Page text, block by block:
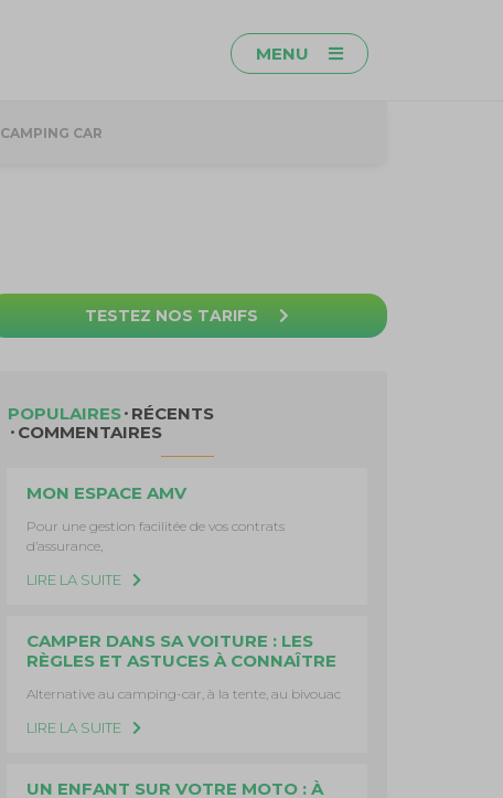
MENU
CAMPING CAR
TESTEZ NOS TARIFS
POPULAIRES RÉCENTS
COMMENTAIRES
MON ESPACE AMV
Pour une gestion facilitée de vos contrats
d’assurance,
LIRE LA SUITE
CAMPER DANS SA VOITURE : LES
RÈGLES ET ASTUCES À CONNAÎTRE
Alternative au camping-car, à la tente, au bivouac
LIRE LA SUITE
UN ENFANT SUR VOTRE MOTO : À